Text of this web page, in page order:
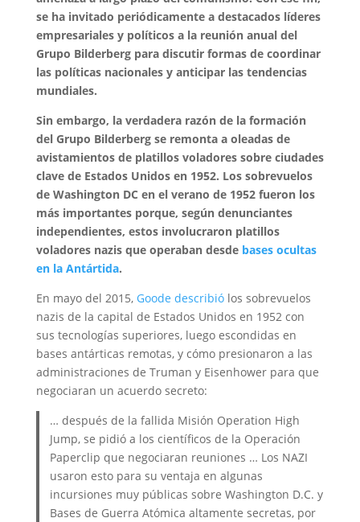
se ha invitado periódicamente a destacados líderes
empresariales y políticos a la reunión anual del
Grupo Bilderberg para discutir formas de coordinar
las políticas nacionales y anticipar las tendencias
mundiales.
Sin embargo, la verdadera razón de la formación
del Grupo Bilderberg se remonta a oleadas de
avistamientos de platillos voladores sobre ciudades
clave de Estados Unidos en 1952. Los sobrevuelos
de Washington DC en el verano de 1952 fueron los
más importantes porque, según denunciantes
independientes, estos involucraron platillos
voladores nazis que operaban desde bases ocultas
en la Antártida.
En mayo del 2015, Goode describiólos sobrevuelos
nazis de la capital de Estados Unidos en 1952 con
sus tecnologías superiores, luego escondidas en
bases antárticas remotas, y cómo presionaron a las
administraciones de Truman y Eisenhower para que
negociaran un acuerdo secreto:
… después de la fallida Misión Operation High
Jump, se pidió a los científicos de la Operación
Paperclip que negociaran reuniones … Los NAZI
usaron esto para su ventaja en algunas
incursiones muy públicas sobre Washington D.C. y
Bases de Guerra Atómica altamente secretas, por